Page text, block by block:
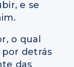
e se
o qual
por detrás
das